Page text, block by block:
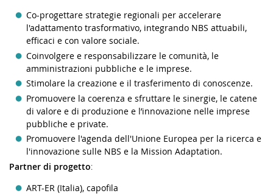
Co-progettare strategie regionali per accelerare
l'adattamento trasformativo, integrando NBS attuabili,
efficaci e con valore sociale.
Coinvolgere e responsabilizzare le comunità, le
amministrazioni pubbliche e le imprese.
Stimolare la creazione e il trasferimento di conoscenze.
Promuovere la coerenza e sfruttare le sinergie, le catene
di valore e di produzione e l’innovazione nelle imprese
pubbliche e private.
Promuovere l'agenda dell'Unione Europea per la ricerca e
l'innovazione sulle NBS e la Mission Adaptation.
Partner di progetto:
ART-ER (Italia), capofila